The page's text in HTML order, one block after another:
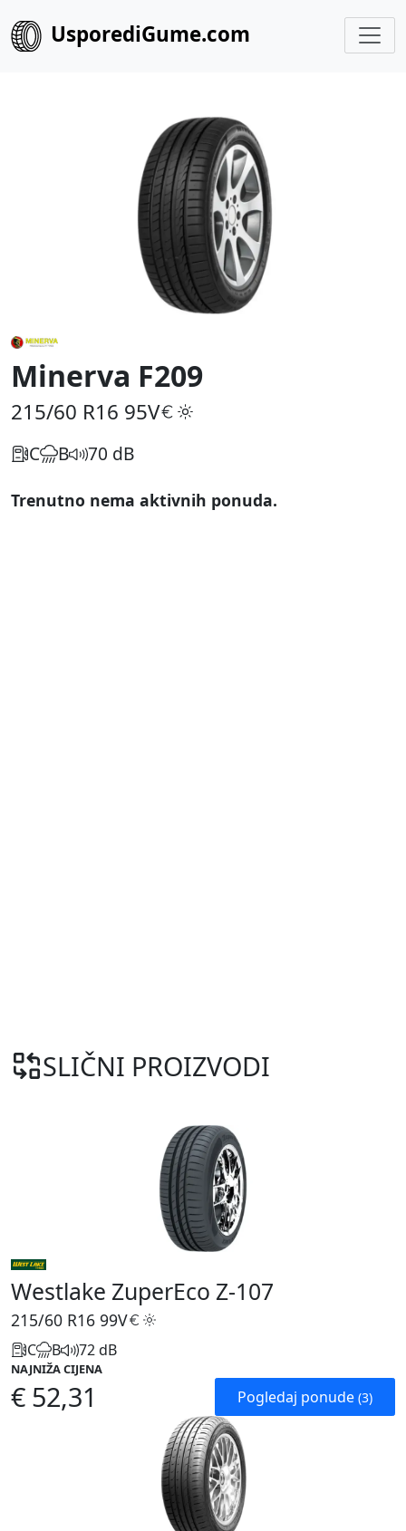
UsporediGume.com
Minerva F209
215/60 R16 95V
C B 70 dB
Trenutno nema aktivnih ponuda.
SLIČNI PROIZVODI
Westlake ZuperEco Z-107
215/60 R16 99V
C B 72 dB
NAJNIŽA CIJENA
€ 52,31 Pogledaj ponude (3)